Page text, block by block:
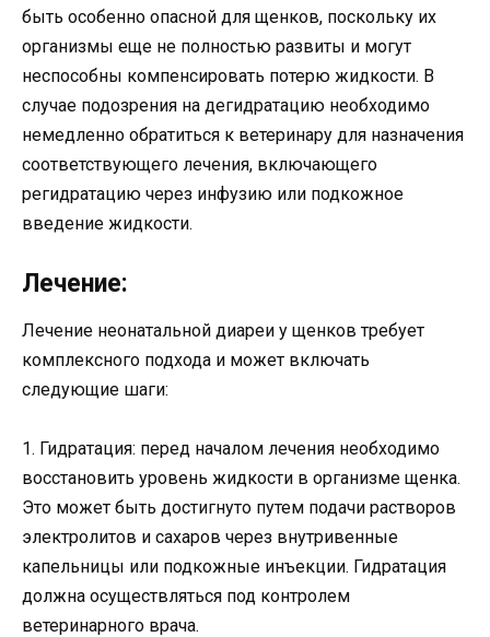
быть особенно опасной для щенков, поскольку их
организмы еще не полностью развиты и могут
неспособны компенсировать потерю жидкости. В
случае подозрения на дегидратацию необходимо
немедленно обратиться к ветеринару для назначения
соответствующего лечения, включающего
регидратацию через инфузию или подкожное
введение жидкости.
Лечение:
Лечение неонатальной диареи у щенков требует
комплексного подхода и может включать
следующие шаги:
1. Гидратация: перед началом лечения необходимо
восстановить уровень жидкости в организме щенка.
Это может быть достигнуто путем подачи растворов
электролитов и сахаров через внутривенные
капельницы или подкожные инъекции. Гидратация
должна осуществляться под контролем
ветеринарного врача.